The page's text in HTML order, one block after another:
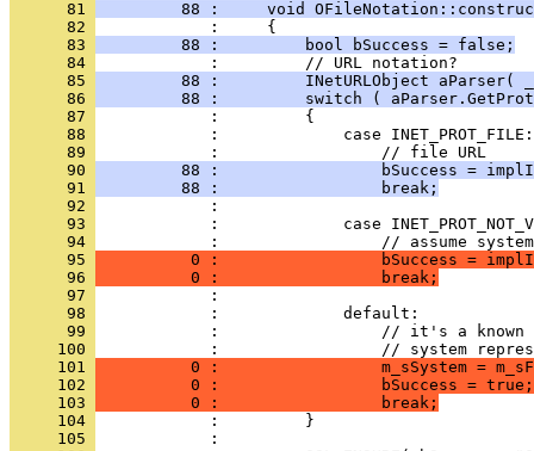
      81
88 :     void
      82
      83
         88 :         bool bSuccess = false;
      84
      85
88 :         INetURLObject aParser(
      86
88 :         switch (
      87
      88
      89
      90
88 :                 bSuccess =
      91
         88 :                 break;
      92
      93
      94
      95
0 :                 bSuccess =
      96
          0 :                 break;
      97
      98
      99
     100
     101
0 :                 m_sSystem =
     102
          0 :                 bSuccess = true;
     103
          0 :                 break;
     104
     105